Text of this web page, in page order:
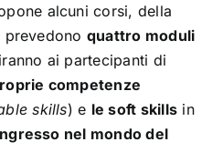
alcuni corsi, della
prevedono quattro moduli
ai partecipanti di
competenze
skills) e le soft skills in
nel mondo del